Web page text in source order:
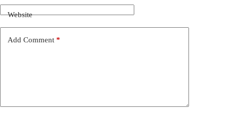
Website
Add Comment *